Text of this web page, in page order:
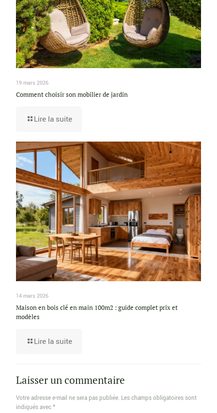
19 mars 2026
Comment choisir son mobilier de jardin
Lire la suite
14 mars 2026
Maison en bois clé en main 100m2 : guide complet prix et
modèles
Lire la suite
Laisser un commentaire
Votre adresse e-mail ne sera pas publiée. Les champs obligatoires sont
indiqués avec*